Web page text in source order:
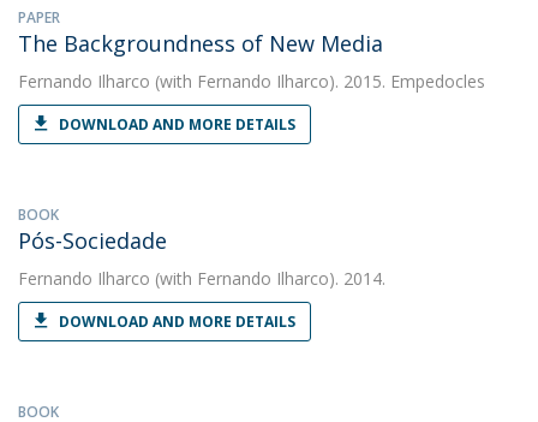
PAPER
The Backgroundness of New Media
Fernando Ilharco (with Fernando Ilharco). 2015. Empedocles
DOWNLOAD AND MORE DETAILS
BOOK
Pós-Sociedade
Fernando Ilharco (with Fernando Ilharco). 2014.
DOWNLOAD AND MORE DETAILS
BOOK